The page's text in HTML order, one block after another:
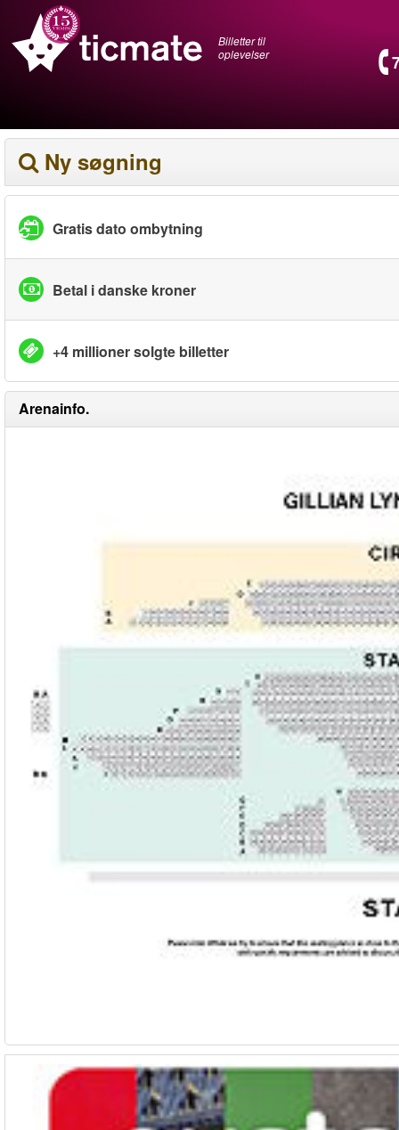
Billetter til
oplevelser
Ny søgning
Gratis dato ombytning
Betal i danske kroner
+4 millioner solgte billetter
Arenainfo.